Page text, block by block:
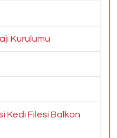
Kurulumu
Kedi Filesi Balkon